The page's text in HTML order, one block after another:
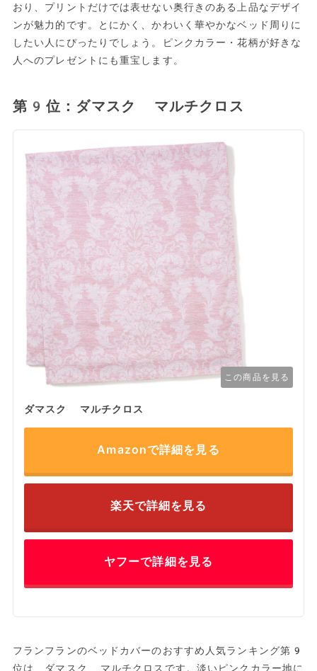
おり、プリントだけでは表せない奥行きのある上品なデザイ
ンが魅力的です。とにかく、かわいく華やかなベッド周りに
したい人にぴったりでしょう。ピンクカラー・花柄が好きな
人へのプレゼントにも重宝します。
第9位：ダマスク マルチクロス
この商品を見る
ダマスク マルチクロス
Amazonで詳細を見る
楽天で詳細を見る
ヤフーで詳細を見る
フランフランのベッドカバーのおすすめ人気ランキング第9
位は、ダマスク マルチクロスです。淡いピンクカラー地に